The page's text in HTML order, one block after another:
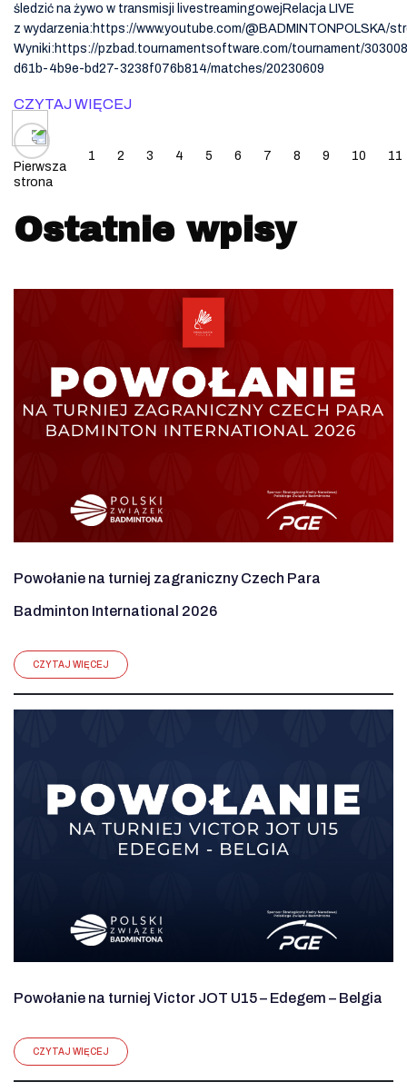
śledzić na żywo w transmisji livestreamingowejRelacja LIVE
z wydarzenia:https://www.youtube.com/@BADMINTONPOLSKA/
Wyniki:https://pzbad.tournamentsoftware.com/tournament/
d61b-4b9e-bd27-3238f076b814/matches/20230609
CZYTAJ WIĘCEJ
Posts navigation
Pierwsza
strona
1 2 3 4 5 6 7 8 9 10 11
Ostatnie wpisy
Powołanie na turniej zagraniczny Czech Para
Badminton International 2026
CZYTAJ WIĘCEJ
Powołanie na turniej Victor JOT U15 – Edegem – Belgia
CZYTAJ WIĘCEJ